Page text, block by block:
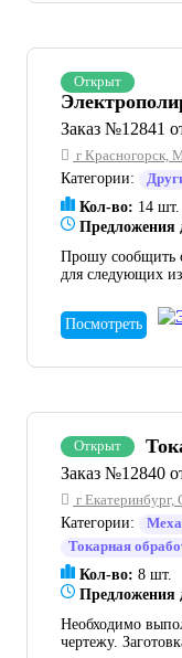
Открыт
Заказ №12841
г Красногорск,
Категории:
Кол-во: 14 шт.
Предложения
Прошу сообщить
для следующих
Посмотреть
Открыт
Заказ №12840
г Екатеринбург,
Категории:
Токарная
Кол-во: 8 шт.
Предложения
Необходимо
чертежу.